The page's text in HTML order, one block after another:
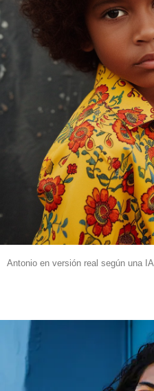
Antonio en versión real según una IA